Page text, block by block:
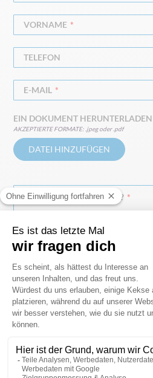
WAS IST IHRE MEINUNG?
VORNAME
TELEFON
E-MAIL
EIN DOKUMENT HERUNTERLADEN
AKZEPTIERTE FORMATE: .jpeg oder .pdf
DATEI HINZUFÜGEN
ABSENDEN
BOFA-Doublet GmbH
E-MAIL ADRESSE:
RUFEN SIE UNS AN